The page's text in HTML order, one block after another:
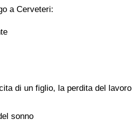
a Cerveteri:
di un figlio, la perdita del lavoro
sonno